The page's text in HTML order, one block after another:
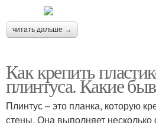
читать дальше →
Как крепить
плинтуса. Какие
Плинтус – это планка, которую
стены. Она выполняет несколько